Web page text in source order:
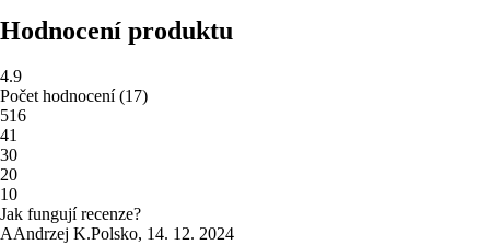
Hodnocení produktu
4.9
Počet hodnocení(17)
516
41
30
20
10
Jak fungují recenze?
AAndrzej K.Polsko, 14. 12. 2024